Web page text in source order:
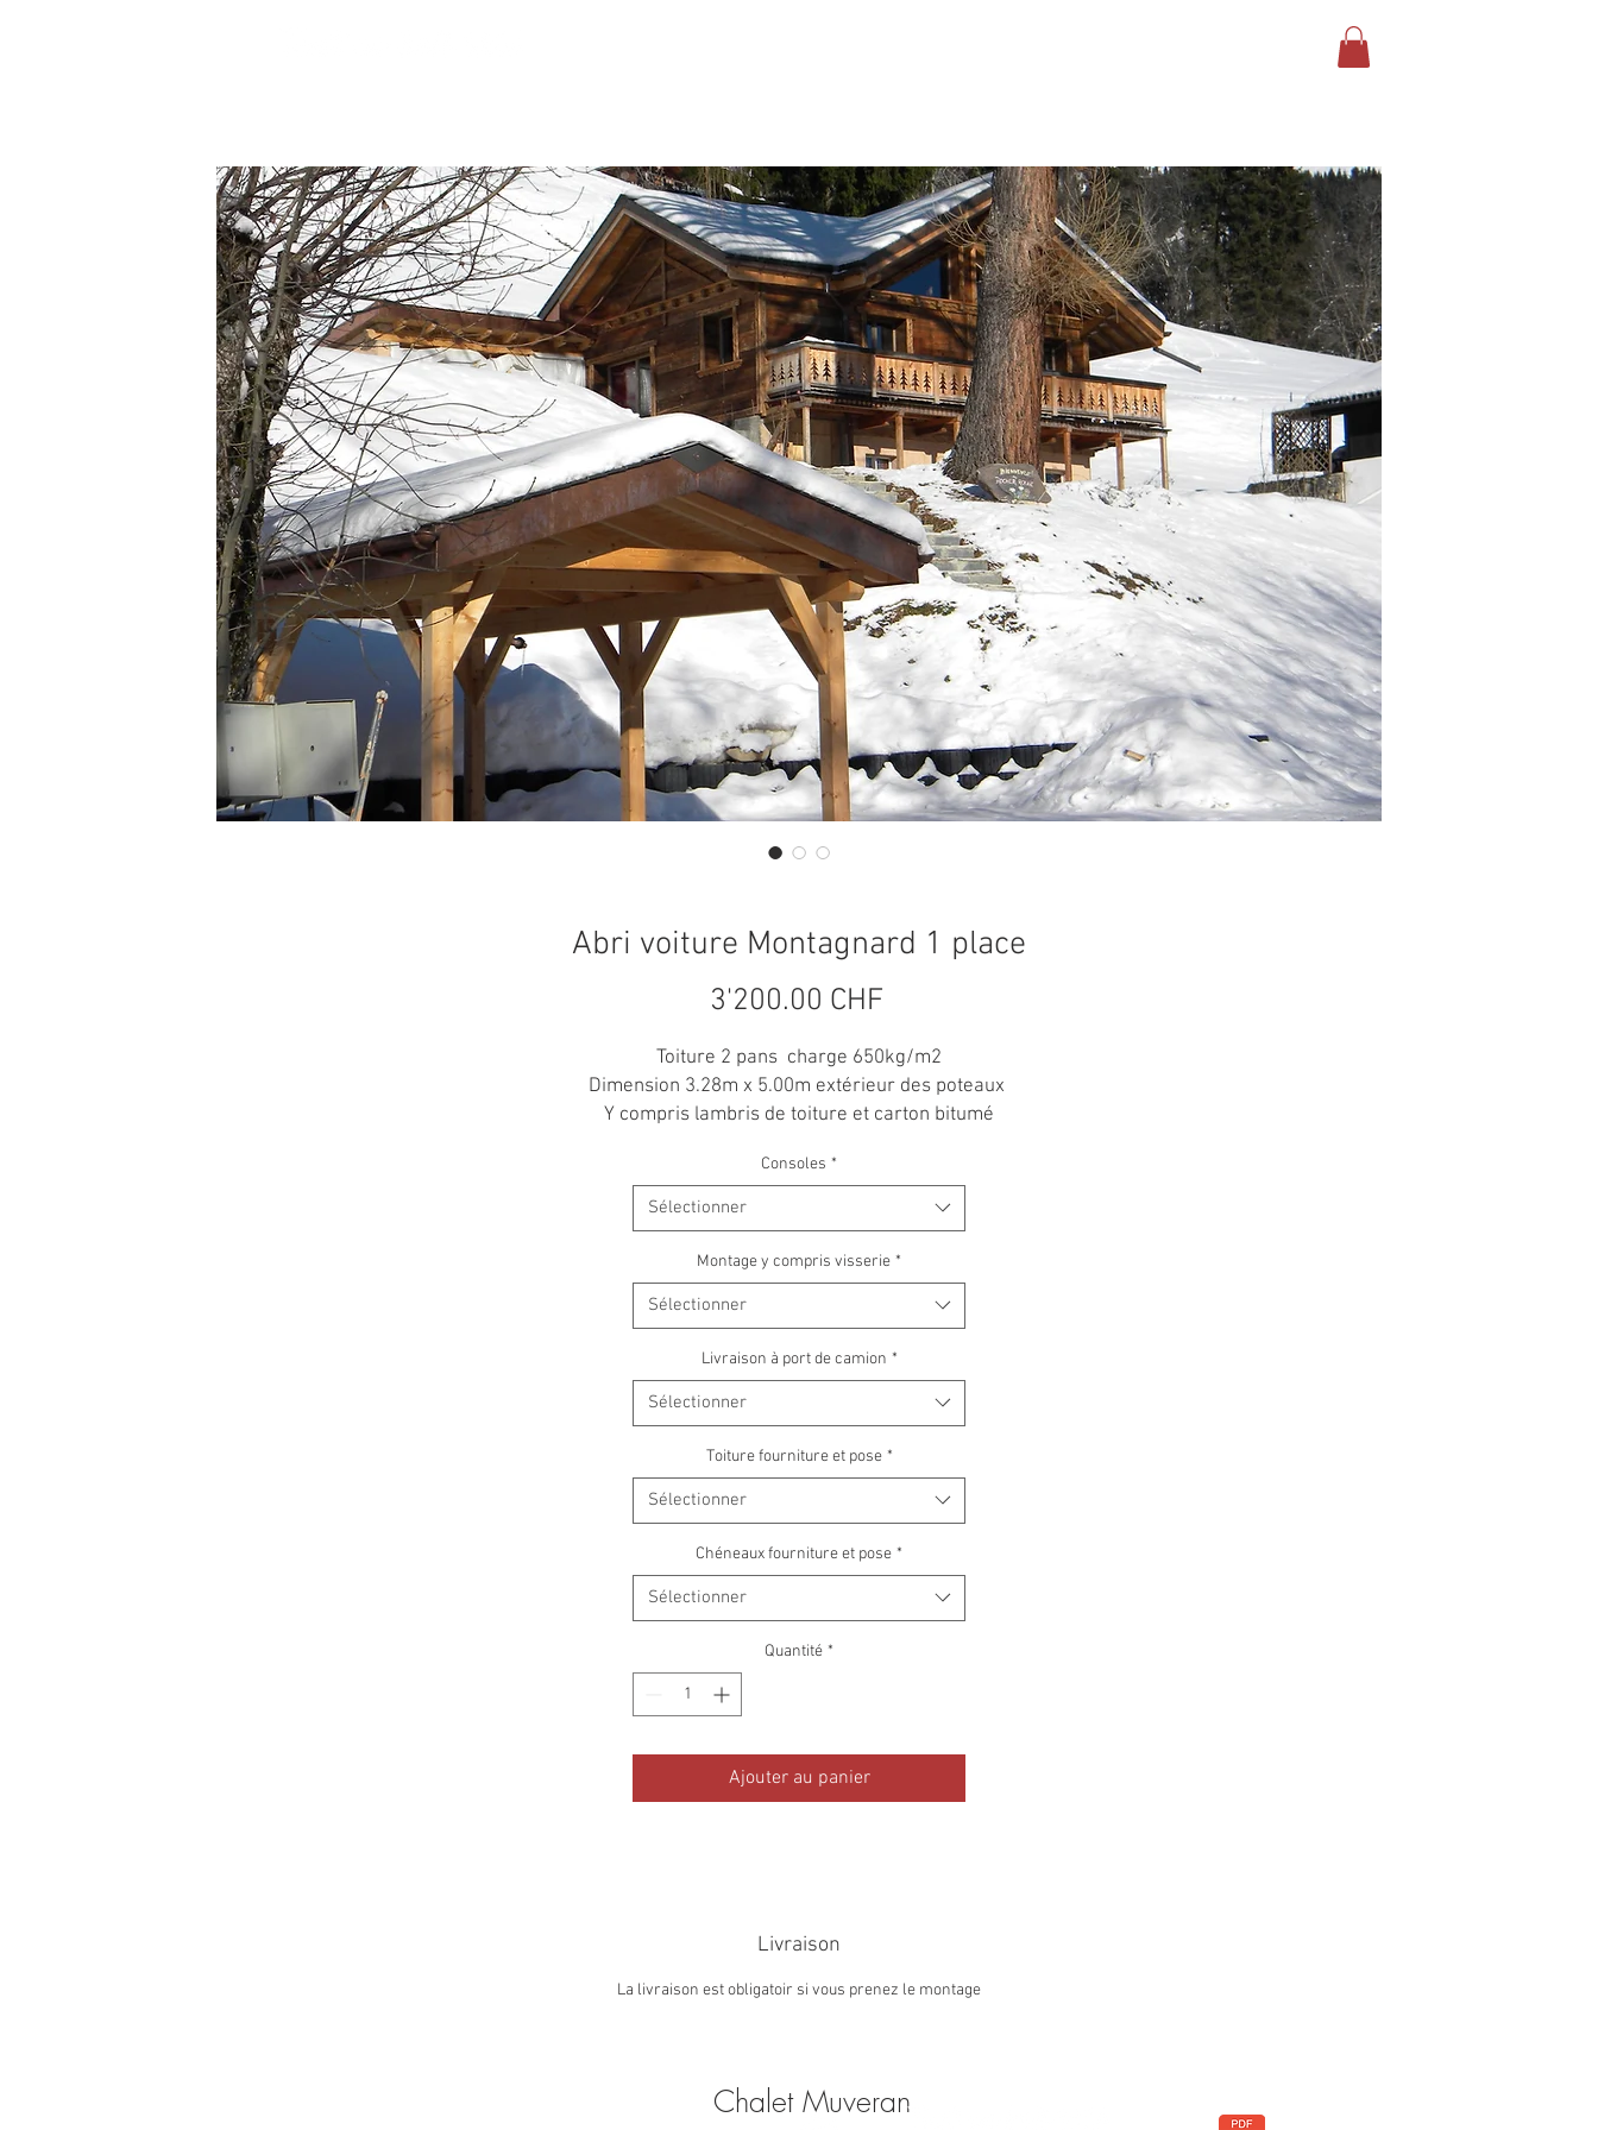
Abri voiture Montagnard 1 place
3'200.00 CHFPrix
Toiture 2 pans charge 650kg/m2
Dimension 3.28m x 5.00m extérieur des poteaux
Y compris lambris de toiture et carton bitumé
Consoles *
Sélectionner
Montage y compris visserie *
Sélectionner
Livraison à port de camion *
Sélectionner
Toiture fourniture et pose *
Sélectionner
Chéneaux fourniture et pose *
Sélectionner
Quantité *
Ajouter au panier
Livraison
La livraison est obligatoir si vous prenez le montage
Chalet Muveran